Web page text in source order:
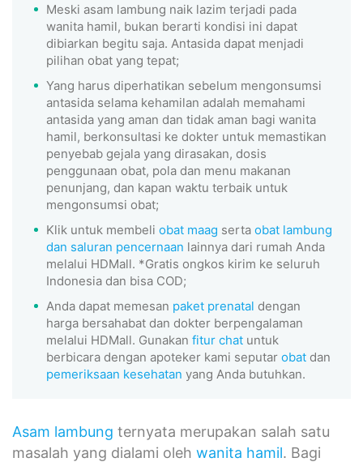
Meski asam lambung naik lazim terjadi pada
wanita hamil, bukan berarti kondisi ini dapat
dibiarkan begitu saja. Antasida dapat menjadi
pilihan obat yang tepat;
Yang harus diperhatikan sebelum mengonsumsi
antasida selama kehamilan adalah memahami
antasida yang aman dan tidak aman bagi wanita
hamil, berkonsultasi ke dokter untuk memastikan
penyebab gejala yang dirasakan, dosis
penggunaan obat, pola dan menu makanan
penunjang, dan kapan waktu terbaik untuk
mengonsumsi obat;
Klik untuk membeli obat maag serta obat lambung
dan saluran pencernaan lainnya dari rumah Anda
melalui HDMall. *Gratis ongkos kirim ke seluruh
Indonesia dan bisa COD;
Anda dapat memesan paket prenatal dengan
harga bersahabat dan dokter berpengalaman
melalui HDMall. Gunakan fitur chat untuk
berbicara dengan apoteker kami seputar obat dan
pemeriksaan kesehatan yang Anda butuhkan.
Asam lambung ternyata merupakan salah satu
masalah yang dialami oleh wanita hamil. Bagi